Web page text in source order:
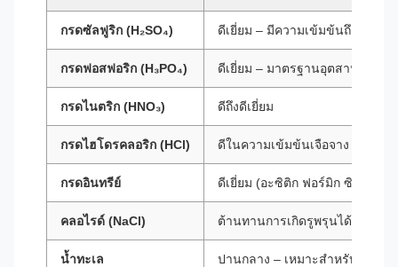
กรดซัลฟูริก (H₂SO₄) ดีเยี่ยม – มีความเข้มข้นถึง 40% เ
กรดฟอสฟอริก (H₃PO₄) ดีเยี่ยม – มาตรฐานอุตสาหกรรม
กรดไนตริก (HNO₃) ดีถึงดีเยี่ยม
กรดไฮโดรคลอริก (HCl) ดีในความเข้มข้นเจือจาง (<10%)
กรดอินทรีย์ ดีเยี่ยม (อะซิติก ฟอร์มิก ซิตริก)
คลอไรด์ (NaCl) ต้านทานการเกิดรูพรุนได้ดี ความ
น้ำทะเล ปานกลาง – เหมาะสำหรับการใช้